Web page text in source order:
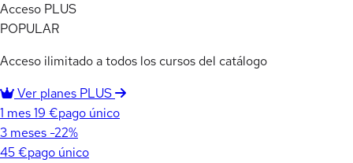
Acceso PLUS
POPULAR
Acceso ilimitado a todos los cursos del catálogo
Ver planes PLUS
1 mes19 €pago único
3 meses -22%
45 €pago único